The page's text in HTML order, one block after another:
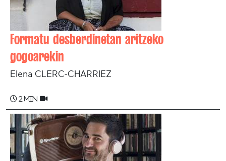
Formatu desberdinetan aritzeko
gogoarekin
Elena CLERC-CHARRIEZ
2 min